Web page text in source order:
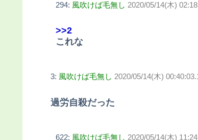
294: 風吹けば毛無し 2020/05/14(木)
>>2
これな
3: 風吹けば毛無し 2020/05/14(木)
過労自殺だった
622: 風吹けば毛無し 2020/05/14(木)